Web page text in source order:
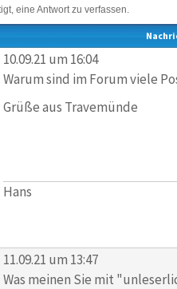
eine Antwort zu verfassen.
10.09.21 um 16:04
Warum sind im Forum viele
Grüße aus Travemünde
Hans
11.09.21 um 13:47
Was meinen Sie mit